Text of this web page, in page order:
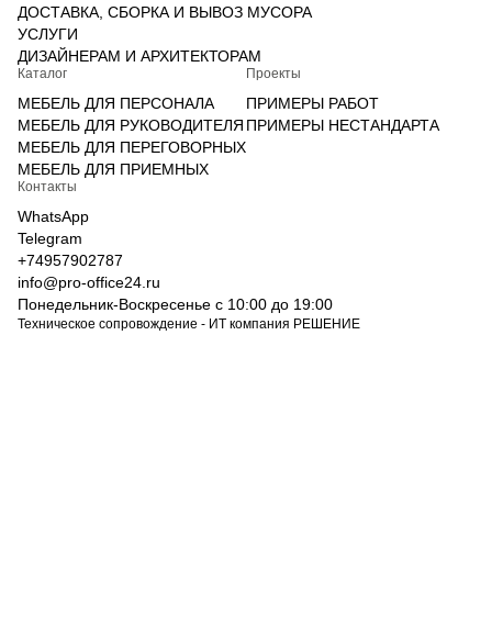
ДОСТАВКА, СБОРКА И ВЫВОЗ МУСОРА
УСЛУГИ
ДИЗАЙНЕРАМ И АРХИТЕКТОРАМ
Каталог
МЕБЕЛЬ ДЛЯ ПЕРСОНАЛА
МЕБЕЛЬ ДЛЯ РУКОВОДИТЕЛЯ
МЕБЕЛЬ ДЛЯ ПЕРЕГОВОРНЫХ
МЕБЕЛЬ ДЛЯ ПРИЕМНЫХ
Проекты
ПРИМЕРЫ РАБОТ
ПРИМЕРЫ НЕСТАНДАРТА
Контакты
WhatsApp
Telegram
+74957902787
info@pro-office24.ru
Понедельник-Воскресенье с 10:00 до 19:00
Техническое сопровождение - ИТ компания РЕШЕНИЕ